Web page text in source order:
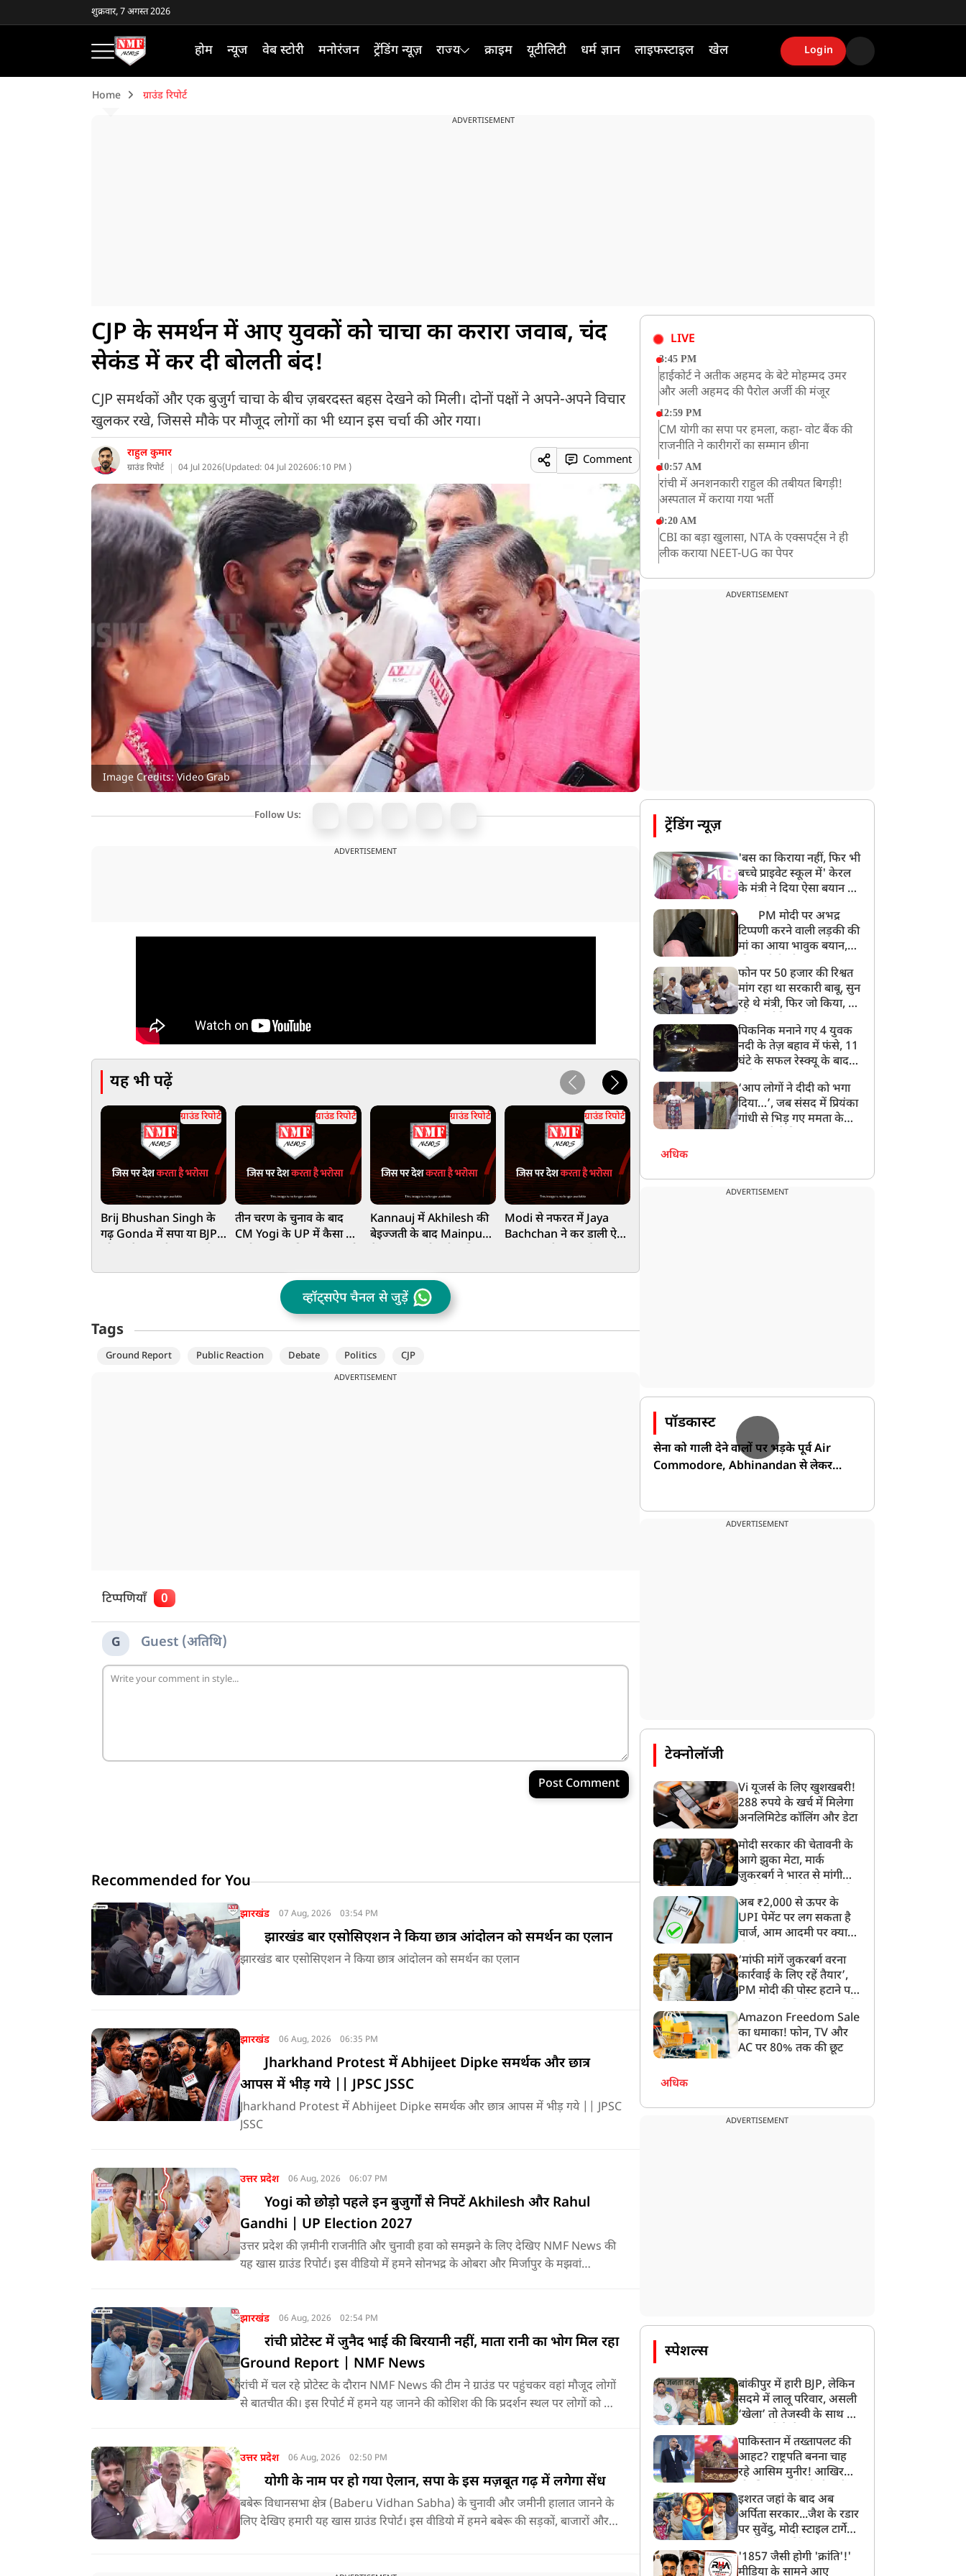
शुक्रवार, 7 अगस्त 2026
होम न्यूज वेब स्टोरी मनोरंजन ट्रेंडिंग न्यूज़ राज्य क्राइम यूटीलिटी धर्म ज्ञान लाइफस्टाइल खेल Login
Home ग्राउंड रिपोर्ट
ADVERTISEMENT
CJP के समर्थन में आए युवकों को चाचा का करारा जवाब, चंद
सेकंड में कर दी बोलती बंद!
CJP समर्थकों और एक बुजुर्ग चाचा के बीच ज़बरदस्त बहस देखने को मिली। दोनों पक्षों ने अपने-अपने विचार
खुलकर रखे, जिससे मौके पर मौजूद लोगों का भी ध्यान इस चर्चा की ओर गया।
राहुल कुमार
ग्राउंड रिपोर्ट 04 Jul 2026(Updated: 04 Jul 202606:10 PM )
Comment
Image Credits: Video Grab
Follow Us:
ADVERTISEMENT
यह भी पढ़ें
ग्राउंड रिपोर्ट
Brij Bhushan Singh के
गढ़ Gonda में सपा या BJP?
ग्राउंड रिपोर्ट
तीन चरण के चुनाव के बाद
CM Yogi के UP में कैसा है
ग्राउंड रिपोर्ट
Kannauj में Akhilesh की
बेइज्जती के बाद Mainpuri
ग्राउंड रिपोर्ट
Modi से नफरत में Jaya
Bachchan ने कर डाली ऐसी
ग्राउंड रिपोर्ट
दिया!
व्हॉट्सऐप चैनल से जुड़ें
Tags
Ground Report Public Reaction Debate Politics CJP
ADVERTISEMENT
टिप्पणियाँ 0
G Guest (अतिथि)
Post Comment
Recommended for You
झारखंड 07 Aug, 2026 03:54 PM
झारखंड बार एसोसिएशन ने किया छात्र आंदोलन को समर्थन का एलान
झारखंड बार एसोसिएशन ने किया छात्र आंदोलन को समर्थन का एलान
झारखंड 06 Aug, 2026 06:35 PM
Jharkhand Protest में Abhijeet Dipke समर्थक और छात्र
आपस में भीड़ गये || JPSC JSSC
Jharkhand Protest में Abhijeet Dipke समर्थक और छात्र आपस में भीड़ गये || JPSC
JSSC
उत्तर प्रदेश 06 Aug, 2026 06:07 PM
Yogi को छोड़ो पहले इन बुजुर्गों से निपटें Akhilesh और Rahul
Gandhi | UP Election 2027
उत्तर प्रदेश की ज़मीनी राजनीति और चुनावी हवा को समझने के लिए देखिए NMF News की
यह खास ग्राउंड रिपोर्ट। इस वीडियो में हमने सोनभद्र के ओबरा और मिर्जापुर के मझवां
झारखंड 06 Aug, 2026 02:54 PM
रांची प्रोटेस्ट में जुनैद भाई की बिरयानी नहीं, माता रानी का भोग मिल रहा
Ground Report | NMF News
रांची में चल रहे प्रोटेस्ट के दौरान NMF News की टीम ने ग्राउंड पर पहुंचकर वहां मौजूद लोगों
से बातचीत की। इस रिपोर्ट में हमने यह जानने की कोशिश की कि प्रदर्शन स्थल पर लोगों को खाने
उत्तर प्रदेश 06 Aug, 2026 02:50 PM
योगी के नाम पर हो गया ऐलान, सपा के इस मज़बूत गढ़ में लगेगा सेंध
बबेरू विधानसभा क्षेत्र (Baberu Vidhan Sabha) के चुनावी और जमीनी हालात जानने के
लिए देखिए हमारी यह खास ग्राउंड रिपोर्ट। इस वीडियो में हमने बबेरू की सड़कों, बाजारों और
LIVE
3:45 PM
हाईकोर्ट ने अतीक अहमद के बेटे मोहम्मद उमर
और अली अहमद की पैरोल अर्जी की मंजूर
12:59 PM
CM योगी का सपा पर हमला, कहा- वोट बैंक की
राजनीति ने कारीगरों का सम्मान छीना
10:57 AM
रांची में अनशनकारी राहुल की तबीयत बिगड़ी!
अस्पताल में कराया गया भर्ती
9:20 AM
CBI का बड़ा खुलासा, NTA के एक्सपर्ट्स ने ही
लीक कराया NEET-UG का पेपर
उत्तराखंड: हरिद्वार में गंगा उफान पर, जलस्तर में
ADVERTISEMENT
ट्रेंडिंग न्यूज़
'बस का किराया नहीं, फिर भी
बच्चे प्राइवेट स्कूल में' केरल
के मंत्री ने दिया ऐसा बयान की
PM मोदी पर अभद्र
टिप्पणी करने वाली लड़की की
मां का आया भावुक बयान,
बेटी को गोद लें प्रधानमंत्री
फोन पर 50 हजार की रिश्वत
मांग रहा था सरकारी बाबू, सुन
रहे थे मंत्री, फिर जो किया, वो
पिकनिक मनाने गए 4 युवक
नदी के तेज़ बहाव में फंसे, 11
घंटे के सफल रेस्क्यू के बाद
‘आप लोगों ने दीदी को भगा
दिया…’, जब संसद में प्रियंका
गांधी से भिड़ गए ममता के
अधिक
ADVERTISEMENT
पॉडकास्ट
सेना को गाली देने वालों पर भड़के पूर्व Air
Commodore, Abhinandan से लेकर
ADVERTISEMENT
टेक्नोलॉजी
Vi यूजर्स के लिए खुशखबरी!
288 रुपये के खर्च में मिलेगा
अनलिमिटेड कॉलिंग और डेटा
मोदी सरकार की चेतावनी के
आगे झुका मेटा, मार्क
ज़ुकरबर्ग ने भारत से मांगी
अब ₹2,000 से ऊपर के
UPI पेमेंट पर लग सकता है
चार्ज, आम आदमी पर क्या
‘मांफी मांगें जुकरबर्ग वरना
कार्रवाई के लिए रहें तैयार’,
PM मोदी की पोस्ट हटाने पर
लगाई फटकार
Amazon Freedom Sale
का धमाका! फोन, TV और
AC पर 80% तक की छूट
अधिक
ADVERTISEMENT
स्पेशल्स
बांकीपुर में हारी BJP, लेकिन
सदमे में लालू परिवार, असली
‘खेला’ तो तेजस्वी के साथ हो
पाकिस्तान में तख्तापलट की
आहट? राष्ट्रपति बनना चाह
रहे आसिम मुनीर! आखिर
बनाया मोहरा?
इशरत जहां के बाद अब
अर्पिता सरकार...जैश के रडार
पर सुवेंदु, मोदी स्टाइल टार्गेट
बड़ा एक्शन!
'1857 जैसी होगी 'क्रांति'!'
मीडिया के सामने आए